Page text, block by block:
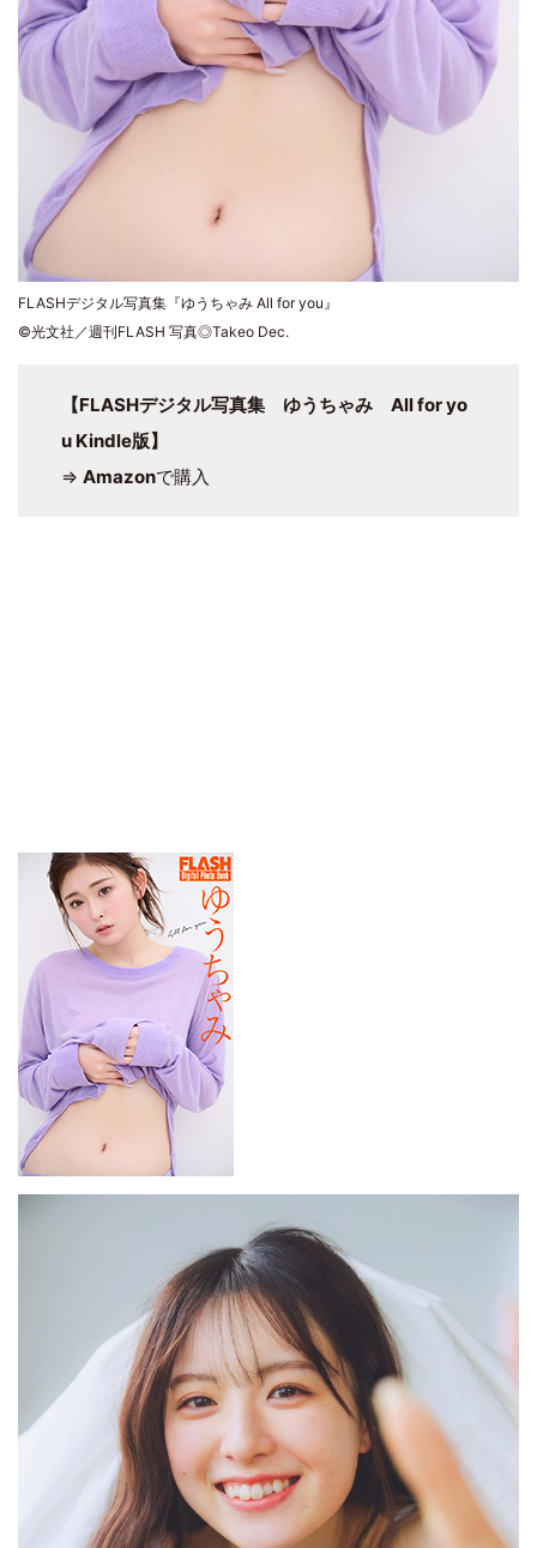
FLASHデジタル写真集『ゆうちゃみ All for you』
©光文社／週刊FLASH 写真◎Takeo Dec.
【FLASHデジタル写真集 ゆうちゃみ All for yo
u Kindle版】
⇒ Amazonで購入